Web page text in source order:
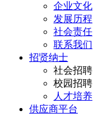
企业文化
发展历程
社会责任
联系我们
招贤纳士
社会招聘
校园招聘
人才培养
供应商平台